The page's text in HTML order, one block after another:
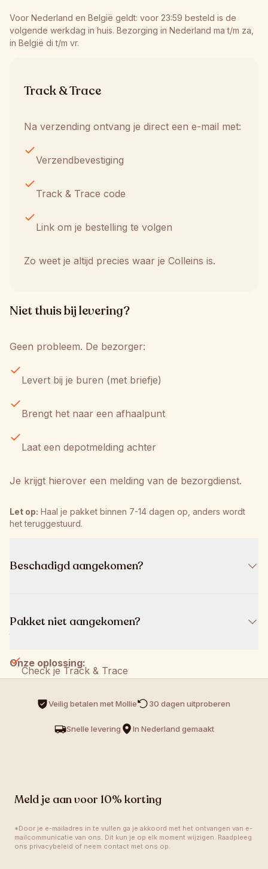
Voor Nederland en België geldt: voor 23:59 besteld is de
volgende werkdag in huis. Bezorging in Nederland ma t/m za,
in België di t/m vr.
Track & Trace
Na verzending ontvang je direct een e-mail met:
Verzendbevestiging
Track & Trace code
Link om je bestelling te volgen
Zo weet je altijd precies waar je Colleins is.
Niet thuis bij levering?
Geen probleem. De bezorger:
Levert bij je buren (met briefje)
Brengt het naar een afhaalpunt
Laat een depotmelding achter
Je krijgt hierover een melding van de bezorgdienst.
Let op: Haal je pakket binnen 7-14 dagen op, anders wordt
het teruggestuurd.
Beschadigd aangekomen?
Meld het binnen 48 uur via support@colleins.com met
je ordernummer en foto's.
Onze oplossing:
Volledige terugbetaling
Pakket niet aangekomen?
Check je Track & Trace
Kijk bij buren of een afhaalpunt
Wacht 2 werkdagen
Veilig betalen met Mollie 30 dagen uitproberen
Snelle levering In Nederland gemaakt
Meld je aan voor 10% korting
*Door je e-mailadres in te vullen ga je akkoord met het ontvangen van e-
mailcommunicatie van ons. Dit kun je op elk moment wijzigen. Raadpleeg
ons privacybeleid of neem contact met ons op.